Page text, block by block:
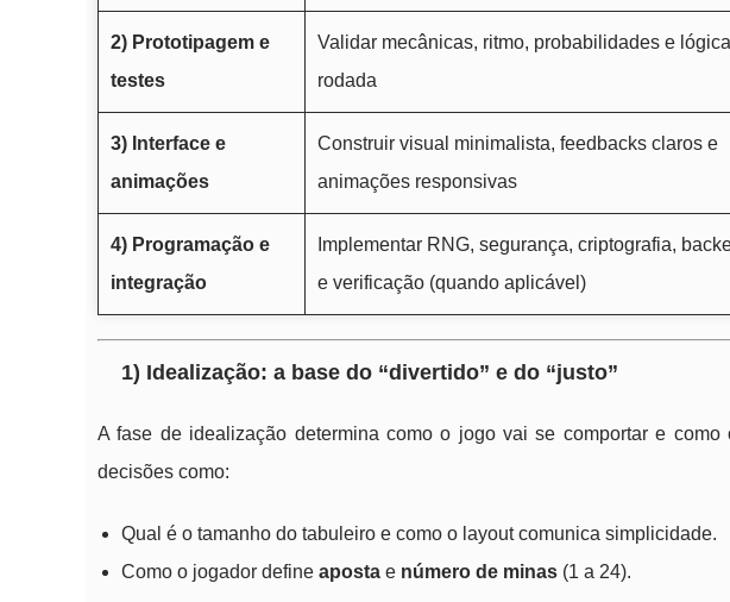
2) Prototipagem e
testes
Validar mecânicas, ritmo, probabilidades e
rodada
3) Interface e
animações
Construir visual minimalista, feedbacks claros e
animações responsivas
4) Programação e
integração
Implementar RNG, segurança, criptografia,
e verificação (quando aplicável)
1) Idealização: a base do “divertido” e do “justo”
A fase de idealização determina como o jogo vai se comportar e
decisões como:
Qual é o tamanho do tabuleiro e como o layout comunica simplicidade.
Como o jogador define aposta e número de minas (1 a 24).